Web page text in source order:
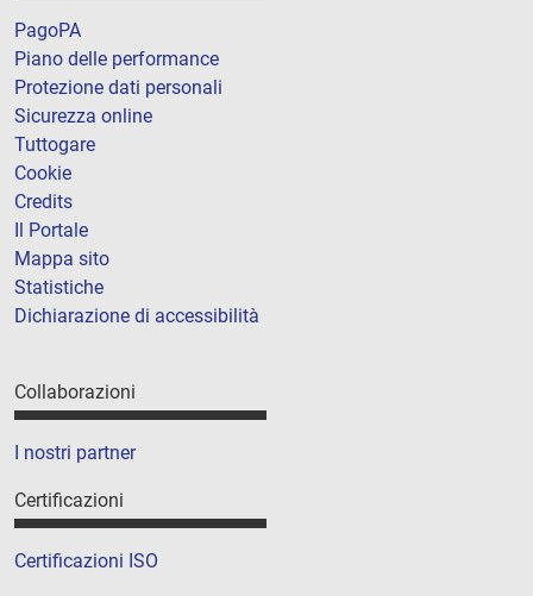
PagoPA
Piano delle performance
Protezione dati personali
Sicurezza online
Tuttogare
Cookie
Credits
Il Portale
Mappa sito
Statistiche
Dichiarazione di accessibilità
Collaborazioni
I nostri partner
Certificazioni
Certificazioni ISO